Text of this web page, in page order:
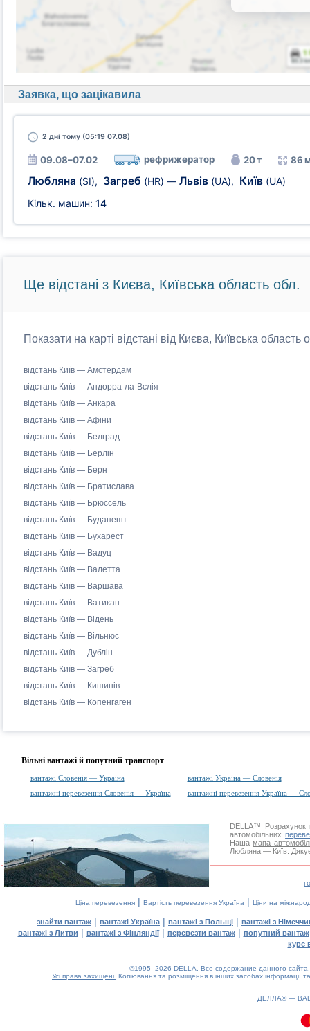
Заявка, що зацікавила
2 дні тому (05:19 07.08)
09.08–07.02 рефрижератор 20 т 86
Любляна (SI), Загреб (HR) — Львів (UA), Київ (UA)
Кільк. машин: 14
Ще відстані з Києва, Київська область обл.
Показати на карті відстані від Києва, Київська
відстань Київ — Амстердам
відстань Київ — Андорра-ла-Вєлія
відстань Київ — Анкара
відстань Київ — Афіни
відстань Київ — Белград
відстань Київ — Берлін
відстань Київ — Берн
відстань Київ — Братислава
відстань Київ — Брюссель
відстань Київ — Будапешт
відстань Київ — Бухарест
відстань Київ — Вадуц
відстань Київ — Валетта
відстань Київ — Варшава
відстань Київ — Ватикан
відстань Київ — Відень
відстань Київ — Вільнюс
відстань Київ — Дублін
відстань Київ — Загреб
відстань Київ — Кишинів
відстань Київ — Копенгаген
Вільні вантажі й попутний транспорт
вантажі Словенія — Україна
вантажі Україна — Словенія
вантажні перевезення Словенія — Україна
вантажні перевезення Україна —
DELLA™
Розрахунок
автомобільних
Нашамапа
Любляна — Київ.
Ціна перевезення| Вартість перевезення Україна | Ціни на
знайти вантаж | вантажі Україна | вантажі з Польщі | вантажі з
вантажі з Литви | вантажі з Фінляндії| перевезти вантаж| попутний вантаж
курс
©1995–2026 DELLA. Все содержание данного
Усі права захищені. Копіювання та розміщення в інших засобах інформації
ДЕЛЛА® —